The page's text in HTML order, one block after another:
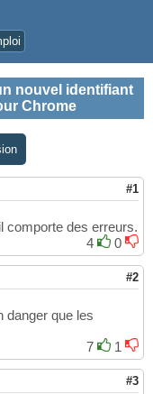
nouvel identifiant
Chrome
#1
comporte des erreurs.
4
0
#2
danger que les
7
1
#3